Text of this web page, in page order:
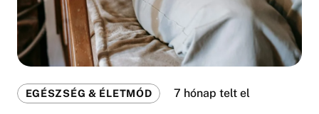
EGÉSZSÉG & ÉLETMÓD 7 hónap telt el